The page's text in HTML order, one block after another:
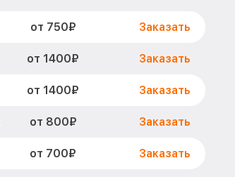
от 750₽ Заказать
от 1400₽ Заказать
от 1400₽ Заказать
от 800₽ Заказать
от 700₽ Заказать